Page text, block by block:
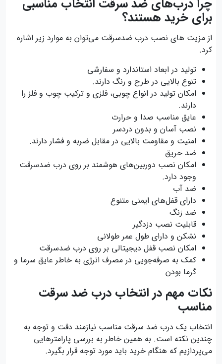
چرا درب‌های ضد سرقت انتخاب مناسبی
برای خرید هستند؟
از مزیت های نصب درب ضدسرقت می‌توان به موارد زیر اشاره
کرد.
تولید در ابعاد استاندارد و سفارشی
تنوع بالایی در طرح و رنگ دارند.
امکان تولید در انواع چوبی، فلزی و ترکیب چوب و فلز را
دارند.
عایق مناسب صدا و حرارت
نصب آسان و بدون دردسر
امنیت و مقاومت بالایی در مقابل ضربه و فشار دارند.
ضد حریق
امکان نصب دوربین‌های هوشمند بر روی درب ضدسرقت
وجود دارد.
ضد آب
دارای قفل‌های ایمنی متنوع
ضد زنگ
قابلیت نصب دزدگیر
نشکن و دارای طول عمر طولانی
امکان نصب قفل دیجیتالی بر روی درب ضدسرقت
کمک به صرفه‌جویی در مصرف انرژی به خاطر عایق سرما و
گرما بودن
نکات مهم در انتخاب درب ضد سرقت
مناسب
انتخاب یک درب ضد سرقت مناسب نیازمند دقت و توجه به
چندین نکته است. به همین خاطر به بررسی پارامترهایی
می‌پردازیم که هنگام خرید باید مورد توجه قرار بگیرد.